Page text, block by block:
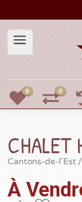
0 0
CHALET
Cantons-de-l'Est
À